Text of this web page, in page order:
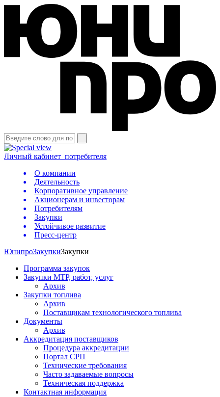
Личный кабинет потребителя
О компании
Деятельность
Корпоративное управление
Акционерам и инвесторам
Потребителям
Закупки
Устойчивое развитие
Пресс-центр
ЮнипроЗакупкиЗакупки
Программа закупок
Закупки МТР, работ, услуг
Архив
Закупки топлива
Архив
Поставщикам технологического топлива
Документы
Архив
Аккредитация поставщиков
Процедура аккредитации
Портал СРП
Технические требования
Часто задаваемые вопросы
Техническая поддержка
Контактная информация